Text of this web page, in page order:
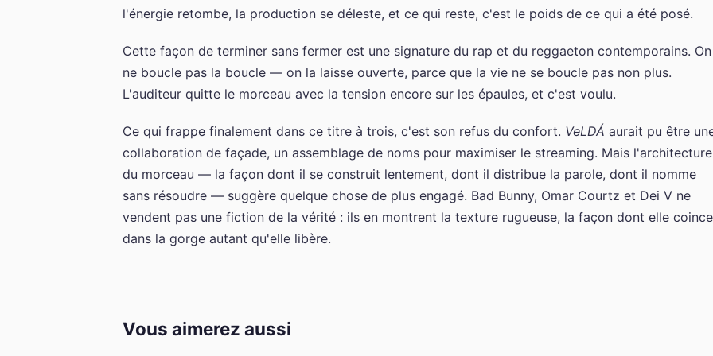
l'énergie retombe, la production se déleste, et ce qui reste, c'est le poids de ce qui a été posé.
Cette façon de terminer sans fermer est une signature du rap et du reggaeton contemporains. On
ne boucle pas la boucle — on la laisse ouverte, parce que la vie ne se boucle pas non plus.
L'auditeur quitte le morceau avec la tension encore sur les épaules, et c'est voulu.
Ce qui frappe finalement dans ce titre à trois, c'est son refus du confort. VeLDÁ aurait pu être
collaboration de façade, un assemblage de noms pour maximiser le streaming. Mais l'architecture
du morceau — la façon dont il se construit lentement, dont il distribue la parole, dont il nomme
sans résoudre — suggère quelque chose de plus engagé. Bad Bunny, Omar Courtz et Dei V ne
vendent pas une fiction de la vérité : ils en montrent la texture rugueuse, la façon dont elle coince
dans la gorge autant qu'elle libère.
Vous aimerez aussi